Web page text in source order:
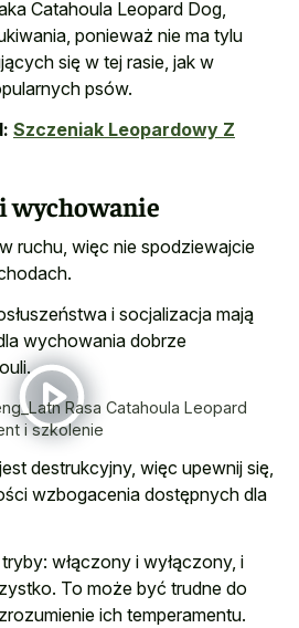
Catahoula Leopard Dog,
ponieważ nie ma tylu
się w tej rasie, jak w
psów.
Szczeniak Leopardowy Z
wychowanie
ruchu, więc nie spodziewajcie
i socjalizacja mają
wychowania dobrze
Rasa Catahoula Leopard
i szkolenie
destrukcyjny, więc upewnij się,
wzbogacenia dostępnych dla
włączony i wyłączony, i
To może być trudne do
ich temperamentu.